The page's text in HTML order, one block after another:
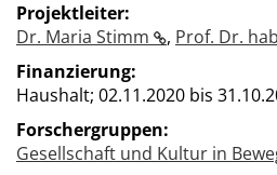
Projektleiter:
Dr. Maria Stimm
, Prof. Dr.
Finanzierung:
Haushalt; 02.11.2020 bis
Forschergruppen:
Gesellschaft und Kultur in